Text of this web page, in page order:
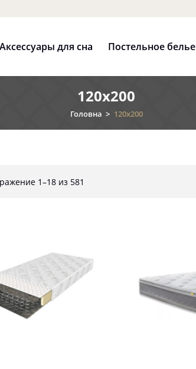
Аксессуары для сна Постельное белье
120x200
Головна > 120x200
1–18 из 581